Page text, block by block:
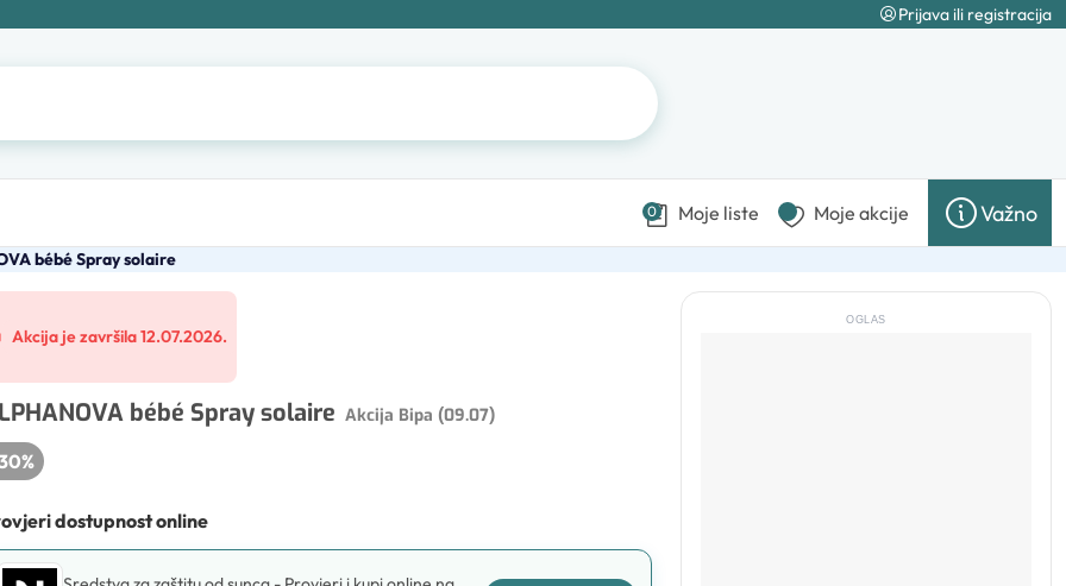
Prijava ili registracija
0 Moje liste Moje akcije Važno
bébé Spray solaire
Akcija je završila 12.07.2026.
bébé Spray solaire Akcija Bipa (09.07)
%
dostupnost online
OGLAS